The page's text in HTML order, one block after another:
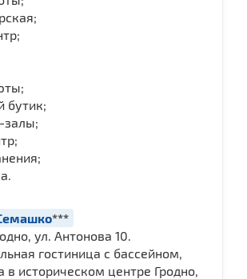
бутик;
залы;
***
ул. Антонова 10.
гостиница с бассейном,
в историческом центре Гродно,